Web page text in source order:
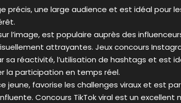
précis, une large audience et est idéal pour
l’image, est populaire auprès des
attrayantes. Jeux concours
sa réactivité, l’utilisation de hashtags et est
la participation en temps réel.
jeune, favorise les challenges viraux et est
Concours TikTok viral est un excellent